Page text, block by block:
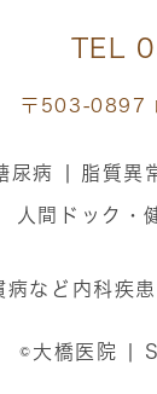
TEL
〒503-0897
尿病 脂質異
人間ドック・
病など内科疾
©大橋医院